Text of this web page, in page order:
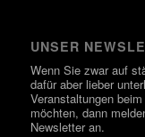
UNSER
Wenn Sie zwar auf
dafür aber lieber
Veranstaltungen
möchten, dann
Newsletter an.